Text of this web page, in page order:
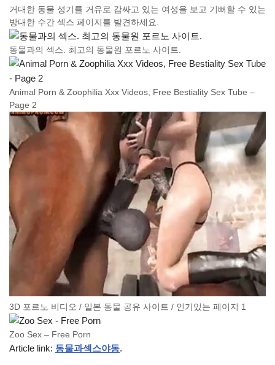
거대한 동물 성기를 거유로 감싸고 있는 여성을 보고 기뻐할 수 있는
방대한 수간 섹스 페이지를 발견하세요.
동물과의 섹스. 최고의 동물원 포르노 사이트.
Animal Porn & Zoophilia Xxx Videos, Free Bestiality Sex Tube –
Page 2
3D 포르노 비디오 / 일본 동물 공유 사이트 / 인기있는 페이지 1
Zoo Sex – Free Porn
Article link: 동물과섹스야동.